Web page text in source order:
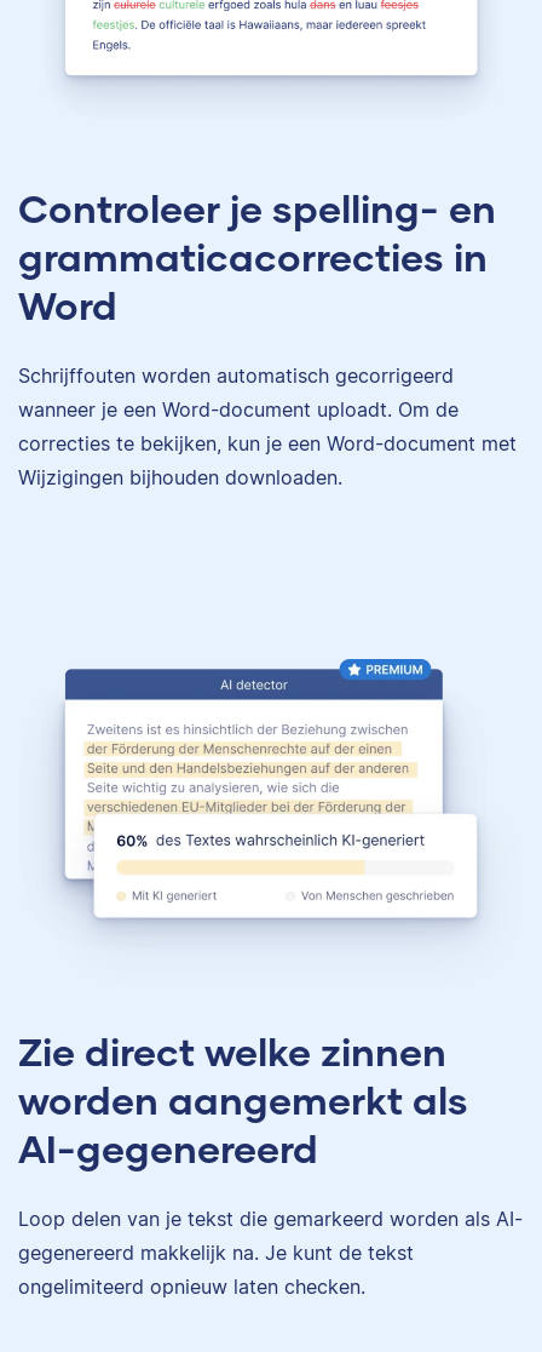
Controleer je spelling- en
grammaticacorrecties in
Word
Schrijffouten worden automatisch gecorrigeerd
wanneer je een Word-document uploadt. Om de
correcties te bekijken, kun je een Word-document met
Wijzigingen bijhouden downloaden.
Zie direct welke zinnen
worden aangemerkt als
AI-gegenereerd
Loop delen van je tekst die gemarkeerd worden als AI-
gegenereerd makkelijk na. Je kunt de tekst
ongelimiteerd opnieuw laten checken.